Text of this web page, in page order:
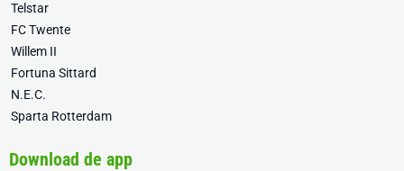
Telstar
FC Twente
Willem II
Fortuna Sittard
N.E.C.
Sparta Rotterdam
Download de app